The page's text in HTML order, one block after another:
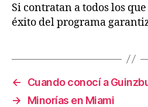
Si contratan a todos los
éxito del programa
←
Cuando conocí a
→
Minorías en Miami